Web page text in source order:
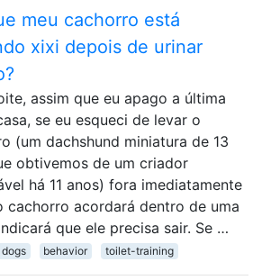
meu cachorro está
xixi depois de urinar
assim que eu apago a última
se eu esqueci de levar o
(um dachshund miniatura de 13
obtivemos de um criador
há 11 anos) fora imediatamente
cachorro acordará dentro de uma
que ele precisa sair. Se …
dogs behavior toilet-training